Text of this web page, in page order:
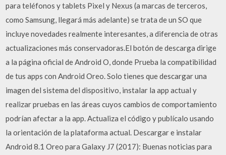
para teléfonos y tablets Pixel y Nexus (a marcas de terceros,
como Samsung, llegará más adelante) se trata de un SO que
incluye novedades realmente interesantes, a diferencia de otras
actualizaciones más conservadoras.El botón de descarga dirige
a la página oficial de Android O, donde Prueba la compatibilidad
de tus apps con Android Oreo. Solo tienes que descargar una
imagen del sistema del dispositivo, instalar la app actual y
realizar pruebas en las áreas cuyos cambios de comportamiento
podrían afectar a la app. Actualiza el código y publícalo usando
la orientación de la plataforma actual. Descargar e instalar
Android 8.1 Oreo para Galaxy J7 (2017): Buenas noticias para